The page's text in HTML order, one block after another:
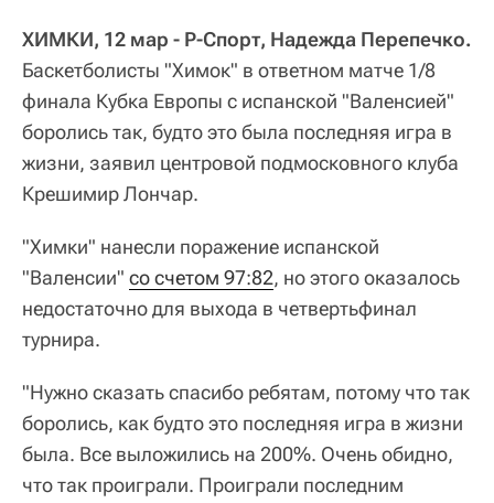
ХИМКИ, 12 мар - Р-Спорт, Надежда Перепечко.
Баскетболисты "Химок" в ответном матче 1/8
финала Кубка Европы с испанской "Валенсией"
боролись так, будто это была последняя игра в
жизни, заявил центровой подмосковного клуба
Крешимир Лончар.
"Химки" нанесли поражение испанской
"Валенсии" со счетом 97:82, но этого оказалось
недостаточно для выхода в четвертьфинал
турнира.
"Нужно сказать спасибо ребятам, потому что так
боролись, как будто это последняя игра в жизни
была. Все выложились на 200%. Очень обидно,
что так проиграли. Проиграли последним